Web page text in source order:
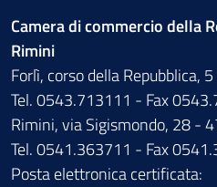
Camera di commercio della
Rimini
Forlì, corso della Repubblica,
Tel. 0543.713111 - Fax
Rimini, via Sigismondo, 28 -
Tel. 0541.363711 - Fax
Posta elettronica certificata: